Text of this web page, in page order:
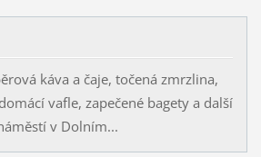
káva a čaje, točená zmrzlina,
vafle, zapečené bagety a další
v Dolním...